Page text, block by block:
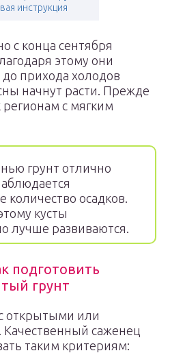
инструкция
с конца сентября
этому они
прихода холодов
начнут расти. Прежде
регионам с мягким
грунт отлично
количество осадков.
кусты
лучше развиваются.
подготовить
грунт
открытыми или
саженец
таким критериям: